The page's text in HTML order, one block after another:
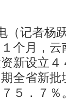
（记者杨
个月，
新设立
全省新
５．７％